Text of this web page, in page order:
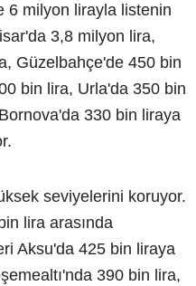
6 milyon lirayla listenin
3,8 milyon lira,
Güzelbahçe'de 450 bin
bin lira, Urla'da 350 bin
330 bin liraya
seviyelerini koruyor.
lira arasında
Aksu'da 425 bin liraya
390 bin lira,